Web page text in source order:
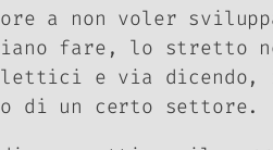
a non voler
fare, lo stretto
e via dicendo,
di un certo settore.